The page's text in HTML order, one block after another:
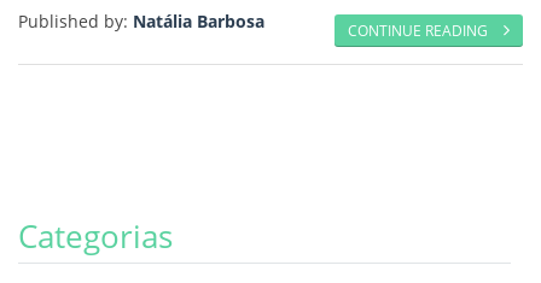
CONTINUE READING
Published by: Natália Barbosa
Categorias